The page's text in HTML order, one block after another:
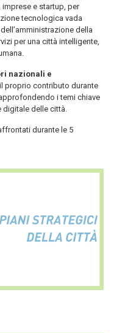
e startup, per
tecnologica vada
della
per una città intelligente,
nazionali e
proprio contributo durante
i temi chiave
delle città.
durante le 5